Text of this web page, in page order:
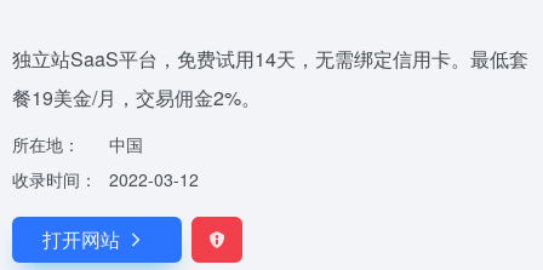
独立站SaaS平台，免费试用14天，无需绑定信用卡。最低套
餐19美金/月，交易佣金2%。
所在地：
中国
收录时间：
2022-03-12
打开网站